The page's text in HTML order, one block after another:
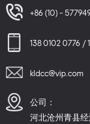
+86 (10) -
138 0102 0776 /
kldcc@vip.com
公司：
河北沧州青县